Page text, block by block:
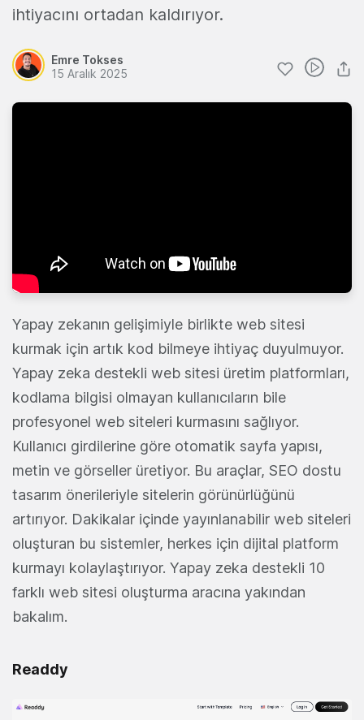
ihtiyacını ortadan kaldırıyor.
Emre Tokses
15 Aralık 2025
Yapay zekanın gelişimiyle birlikte web sitesi
kurmak için artık kod bilmeye ihtiyaç duyulmuyor.
Yapay zeka destekli web sitesi üretim platformları,
kodlama bilgisi olmayan kullanıcıların bile
profesyonel web siteleri kurmasını sağlıyor.
Kullanıcı girdilerine göre otomatik sayfa yapısı,
metin ve görseller üretiyor. Bu araçlar, SEO dostu
tasarım önerileriyle sitelerin görünürlüğünü
artırıyor. Dakikalar içinde yayınlanabilir web siteleri
oluşturan bu sistemler, herkes için dijital platform
kurmayı kolaylaştırıyor. Yapay zeka destekli 10
farklı web sitesi oluşturma aracına yakından
bakalım.
Readdy